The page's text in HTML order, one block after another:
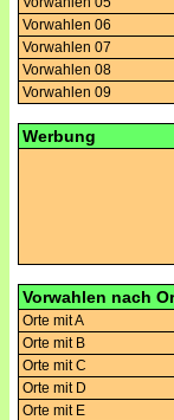
Vorwahlen 06
Vorwahlen 07
Vorwahlen 08
Vorwahlen 09
Werbung
Vorwahlen nach
Orte mit A
Orte mit B
Orte mit C
Orte mit D
Orte mit E